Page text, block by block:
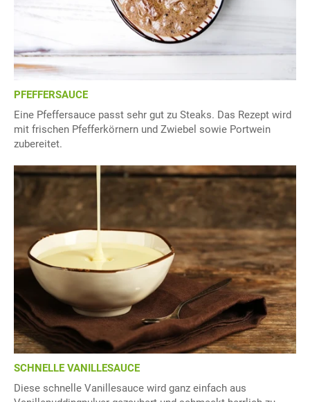
PFEFFERSAUCE
Eine Pfeffersauce passt sehr gut zu Steaks. Das Rezept wird
mit frischen Pfefferkörnern und Zwiebel sowie Portwein
zubereitet.
SCHNELLE VANILLESAUCE
Diese schnelle Vanillesauce wird ganz einfach aus